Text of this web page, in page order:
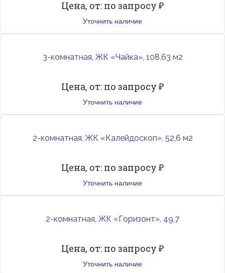
Цена, от: по запросу ₽
Уточнить наличие
3-комнатная, ЖК «Чайка», 108,63 м2
Цена, от: по запросу ₽
Уточнить наличие
2-комнатная, ЖК «Калейдоскоп», 52,6 м2
Цена, от: по запросу ₽
Уточнить наличие
2-комнатная, ЖК «Горизонт», 49,7
Цена, от: по запросу ₽
Уточнить наличие